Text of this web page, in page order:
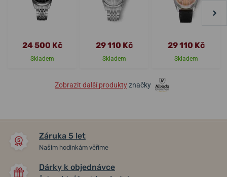
24 500 Kč
Skladem
29 110 Kč
Skladem
29 110 Kč
Skladem
Zobrazit další produktyznačky
Záruka 5 let
Našim hodinkám věříme
Dárky k objednávce